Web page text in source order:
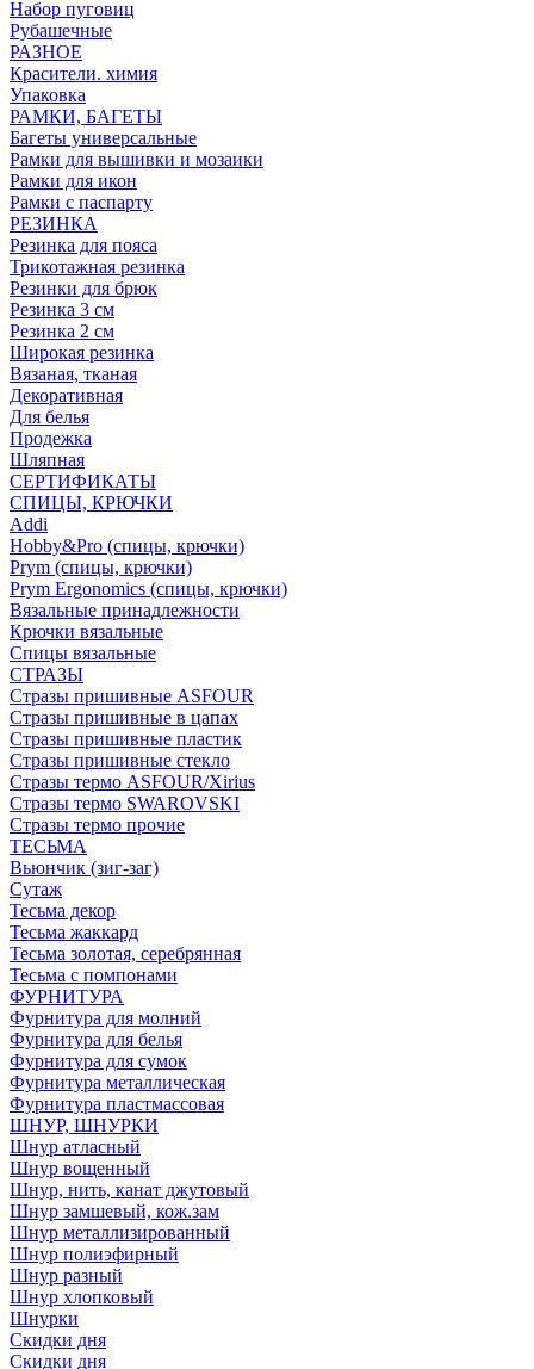
Набор пуговиц
Рубашечные
РАЗНОЕ
Красители. химия
Упаковка
РАМКИ, БАГЕТЫ
Багеты универсальные
Рамки для вышивки и мозаики
Рамки для икон
Рамки с паспарту
РЕЗИНКА
Резинка для пояса
Трикотажная резинка
Резинки для брюк
Резинка 3 см
Резинка 2 см
Широкая резинка
Вязаная, тканая
Декоративная
Для белья
Продежка
Шляпная
СЕРТИФИКАТЫ
СПИЦЫ, КРЮЧКИ
Addi
Hobby&Pro (спицы, крючки)
Prym (спицы, крючки)
Prym Ergonomics (спицы, крючки)
Вязальные принадлежности
Крючки вязальные
Спицы вязальные
СТРАЗЫ
Стразы пришивные ASFOUR
Стразы пришивные в цапах
Стразы пришивные пластик
Стразы пришивные стекло
Стразы термо ASFOUR/Xirius
Стразы термо SWAROVSKI
Стразы термо прочие
ТЕСЬМА
Вьюнчик (зиг-заг)
Сутаж
Тесьма декор
Тесьма жаккард
Тесьма золотая, серебрянная
Тесьма с помпонами
ФУРНИТУРА
Фурнитура для молний
Фурнитура для белья
Фурнитура для сумок
Фурнитура металлическая
Фурнитура пластмассовая
ШНУР, ШНУРКИ
Шнур атласный
Шнур вощенный
Шнур, нить, канат джутовый
Шнур замшевый, кож.зам
Шнур металлизированный
Шнур полиэфирный
Шнур разный
Шнур хлопковый
Шнурки
Скидки дня
Скидки дня